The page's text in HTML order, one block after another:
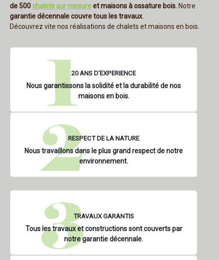
de 500chalets sur mesureet maisons à ossature bois. Notre
garantie décennalecouvre tous les travaux
Découvrez vite nos réalisations de chalets et maisons en bois.
20 ANS D'EXPERIENCE
Nous garantissons la solidité et la durabilité de nos
maisons en bois.
RESPECT DE LA NATURE
Nous travaillons dans le plus grand respect de notre
environnement.
TRAVAUX GARANTIS
Tous les travaux et constructions sont couverts par
notre garantie décennale.